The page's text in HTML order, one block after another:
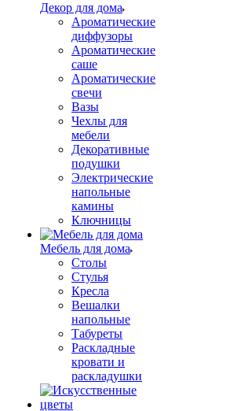
Декор для дома
Ароматические
диффузоры
Ароматические
саше
Ароматические
свечи
Вазы
Чехлы для
мебели
Декоративные
подушки
Электрические
напольные
камины
Ключницы
Мебель для дома
Столы
Стулья
Кресла
Вешалки
напольные
Табуреты
Раскладные
кровати и
раскладушки